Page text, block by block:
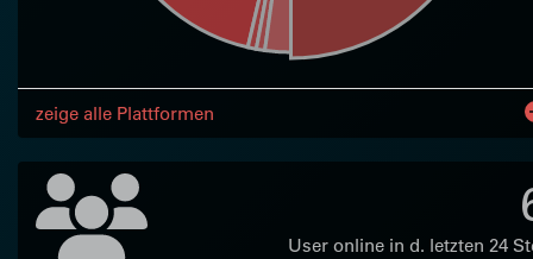
zeige alle Plattformen
User online in d. letzten 24